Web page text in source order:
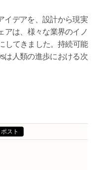
イデアを、設計から現実
アは、様々な業界のイノ
してきました。持続可能
は人類の進歩における次
ポスト